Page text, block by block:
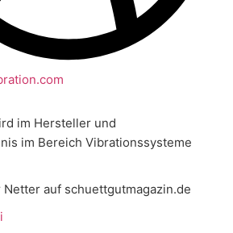
im Hersteller und
im Bereich Vibrationssysteme
auf schuettgutmagazin.de